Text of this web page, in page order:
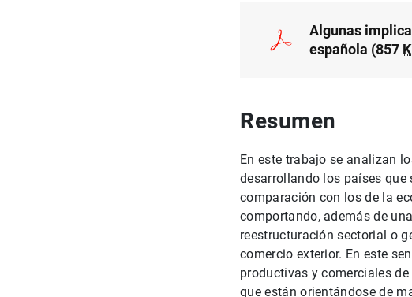
Algunas
española (857
Resumen
En este trabajo se analizan
desarrollando los países que
comparación con los de la
comportando, además de
reestructuración sectorial o
comercio exterior. En este
productivas y comerciales
que están orientándose de